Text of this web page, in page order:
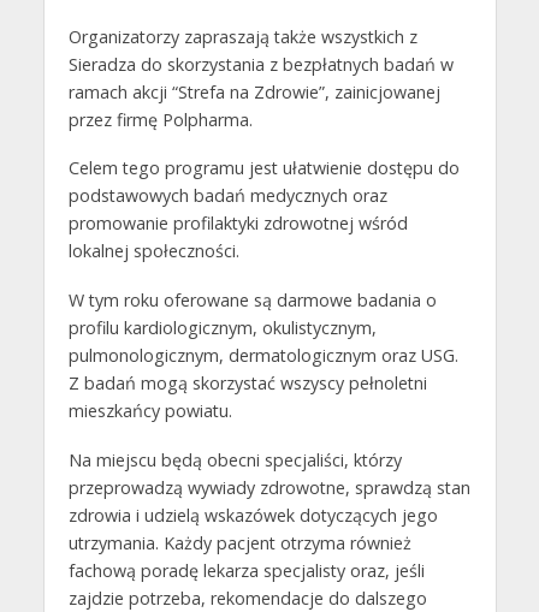
Organizatorzy zapraszają także wszystkich z
Sieradza do skorzystania z bezpłatnych badań w
ramach akcji “Strefa na Zdrowie”, zainicjowanej
przez firmę Polpharma.
Celem tego programu jest ułatwienie dostępu do
podstawowych badań medycznych oraz
promowanie profilaktyki zdrowotnej wśród
lokalnej społeczności.
W tym roku oferowane są darmowe badania o
profilu kardiologicznym, okulistycznym,
pulmonologicznym, dermatologicznym oraz USG.
Z badań mogą skorzystać wszyscy pełnoletni
mieszkańcy powiatu.
Na miejscu będą obecni specjaliści, którzy
przeprowadzą wywiady zdrowotne, sprawdzą stan
zdrowia i udzielą wskazówek dotyczących jego
utrzymania. Każdy pacjent otrzyma również
fachową poradę lekarza specjalisty oraz, jeśli
zajdzie potrzeba, rekomendacje do dalszego